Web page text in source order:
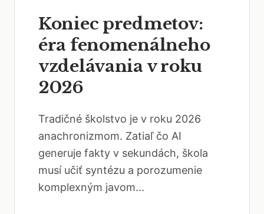
Koniec predmetov:
éra fenomenálneho
vzdelávania v roku
2026
Tradičné školstvo je v roku 2026
anachronizmom. Zatiaľ čo AI
generuje fakty v sekundách, škola
musí učiť syntézu a porozumenie
komplexným javom...